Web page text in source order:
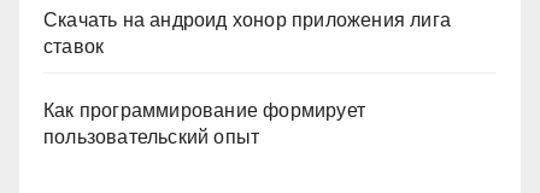
Скачать на андроид хонор приложения лига
ставок
Как программирование формирует
пользовательский опыт